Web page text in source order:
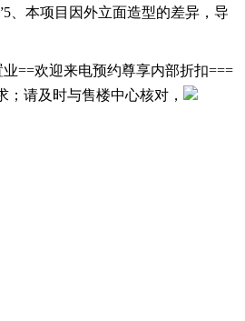
、本项目因外立面造型的差异，导
==欢迎来电预约尊享内部折扣===
请及时与售楼中心核对，